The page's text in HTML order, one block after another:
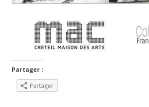
Partager :
Partager